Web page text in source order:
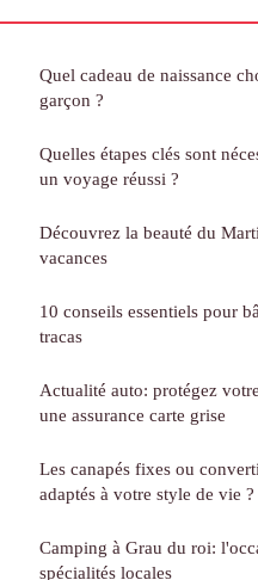
Quel cadeau de naissance
garçon ?
Quelles étapes clés sont
un voyage réussi ?
Découvrez la beauté du
vacances
10 conseils essentiels pour
tracas
Actualité auto: protégez
une assurance carte grise
Les canapés fixes ou
adaptés à votre style de vie ?
Camping à Grau du roi:
spécialités locales